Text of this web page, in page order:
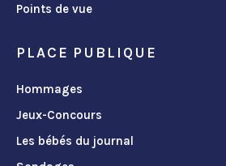
Points de vue
PLACE PUBLIQUE
Hommages
Jeux-Concours
Les bébés du journal